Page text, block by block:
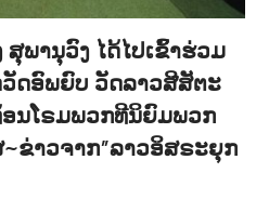
ພານຸວົງ ໄດ້ໄປເຂົ້າຮ່ວມ
ດອົພຍົບ ວັດລາວສີສັຕະ
ນໂຣມພວກທີນິຍົມພວກ
ຂ່າວຈາກ”ລາວອິສຣະຍຸກ